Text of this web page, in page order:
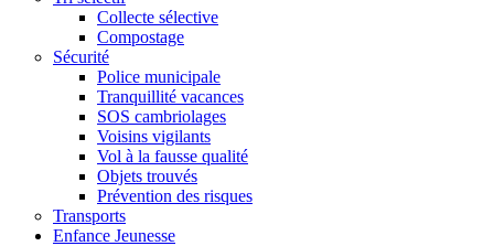
Collecte sélective
Compostage
Sécurité
Police municipale
Tranquillité vacances
SOS cambriolages
Voisins vigilants
Vol à la fausse qualité
Objets trouvés
Prévention des risques
Transports
Enfance Jeunesse